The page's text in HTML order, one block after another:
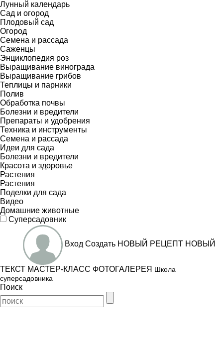
Лунный календарь
Сад и огород
Плодовый сад
Огород
Семена и рассада
Саженцы
Энциклопедия роз
Выращивание винограда
Выращивание грибов
Теплицы и парники
Полив
Обработка почвы
Болезни и вредители
Препараты и удобрения
Техника и инструменты
Семена и рассада
Идеи для сада
Болезни и вредители
Красота и здоровье
Растения
Растения
Поделки для сада
Видео
Домашние животные
Суперсадовник
Вход Создать НОВЫЙ РЕЦЕПТ НОВЫЙ
ТЕКСТ МАСТЕР-КЛАСС ФОТОГАЛЕРЕЯ Школа
суперсадовника
Поиск